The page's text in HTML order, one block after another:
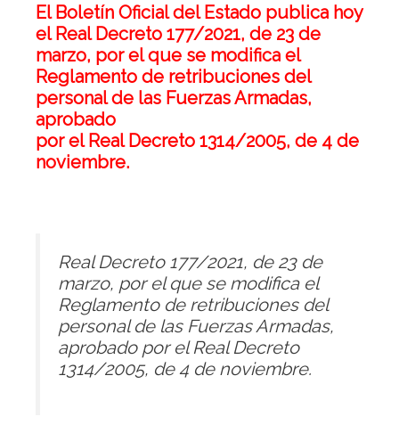
El Boletín Oficial del Estado publica hoy
el Real Decreto 177/2021, de 23 de
marzo, por el que se modifica el
Reglamento de retribuciones del
personal de las Fuerzas Armadas,
aprobado
por el Real Decreto 1314/2005, de 4 de
noviembre.
Real Decreto 177/2021, de 23 de
marzo, por el que se modifica el
Reglamento de retribuciones del
personal de las Fuerzas Armadas,
aprobado por el Real Decreto
1314/2005, de 4 de noviembre.